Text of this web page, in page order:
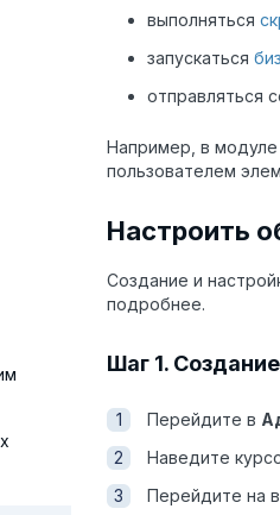
выполняться
запускаться
отправляться
Например, в модуле
пользователем
Настроить
Cоздание и
подробнее.
Шаг 1.
Перейдите в
Наведите
Перейдите на